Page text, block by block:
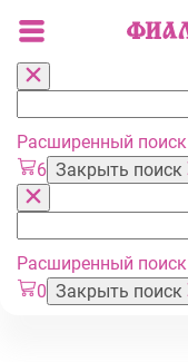
Расширенный поиск
6 Закрыть поиск
Расширенный поиск
0 Закрыть поиск